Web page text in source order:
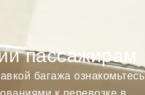
пассажирам
багажа ознакомьтесь